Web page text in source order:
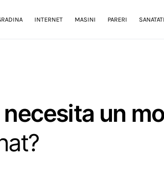
INTERNET MASINI PARERI
un